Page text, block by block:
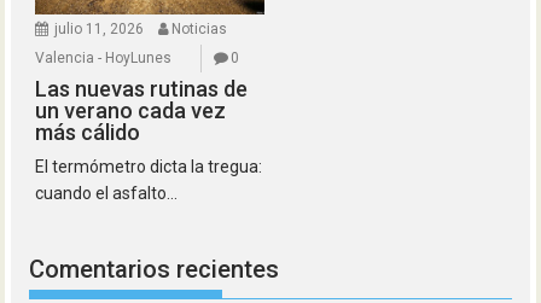
julio 11, 2026
Noticias
Valencia - HoyLunes
0
Las nuevas rutinas de
un verano cada vez
más cálido
El termómetro dicta la tregua:
cuando el asfalto...
Comentarios recientes